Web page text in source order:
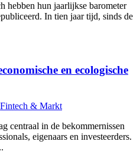
hebben hun jaarlijkse barometer
In tien jaar tijd, sinds de
en ecologische
Fintech & Markt
centraal in de bekommernissen
eigenaars en investeerders.